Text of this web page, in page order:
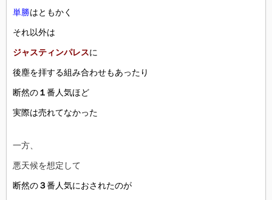
単勝はともかく
それ以外は
ジャスティンパレスに
後塵を拝する組み合わせもあったり
断然の１番人気ほど
実際は売れてなかった
一方、
悪天候を想定して
断然の３番人気におされたのが